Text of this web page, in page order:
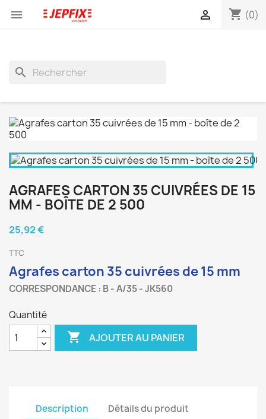
 shopping_cart (0)

search
AGRAFES CARTON 35 CUIVRÉES DE 15
MM - BOÎTE DE 2 500
25,92 €
TTC
Agrafes carton 35 cuivrées de 15 mm
CORRESPONDANCE : B - A/35 - JK560
Quantité
 AJOUTER AU PANIER
Description Détails du produit